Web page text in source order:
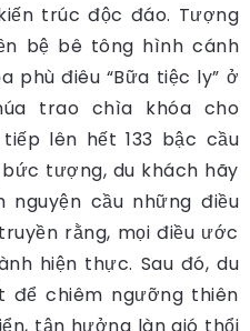
trúc độc đáo. Tượng
bệ bê tông hình cánh
phù điêu “Bữa tiệc ly” ở
trao chìa khóa cho
lên hết 133 bậc cầu
tượng, du khách hãy
cầu những điều
rằng, mọi điều ước
hiện thực. Sau đó, du
chiêm ngưỡng thiên
tận hưởng làn gió thổi